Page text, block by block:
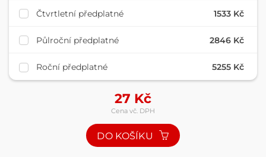
Čtvrtletní předplatné 1533 Kč
Půlroční předplatné 2846 Kč
Roční předplatné 5255 Kč
27 Kč
Cena vč. DPH
DO KOŠÍKU